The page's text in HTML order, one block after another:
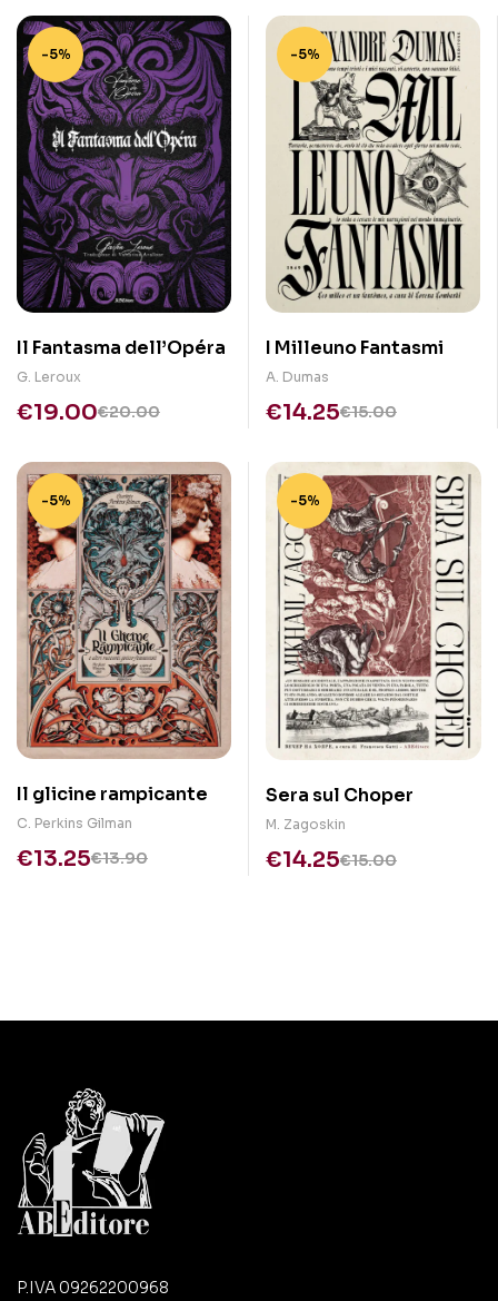
-5%
Il Fantasma dell’Opéra
G. Leroux
€20.00
€19.00
-5%
I Milleuno Fantasmi
A. Dumas
€15.00
€14.25
-5%
Il glicine rampicante
C. Perkins Gilman
€13.90
€13.25
-5%
Sera sul Choper
M. Zagoskin
€15.00
€14.25
P.IVA 09262200968